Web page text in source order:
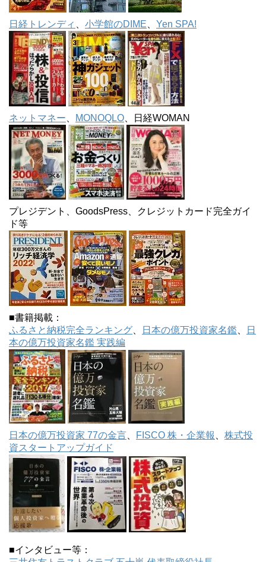
日経トレンディ 小学館のDIME Yen SPA!
ネットマネー MONOQLO 、日経WOMAN
プレジデント、GoodsPress、クレジットカード完全ガイ
ド等
■書籍掲載：
ふるさと納税完全ランキング
日本の億万投資家名鑑
日
本の億万投資家名鑑 実践編
日本の億万投資家 77の金言 FISCO 株・企業報
株式投
資スタートアップガイド
■インタビュー等：